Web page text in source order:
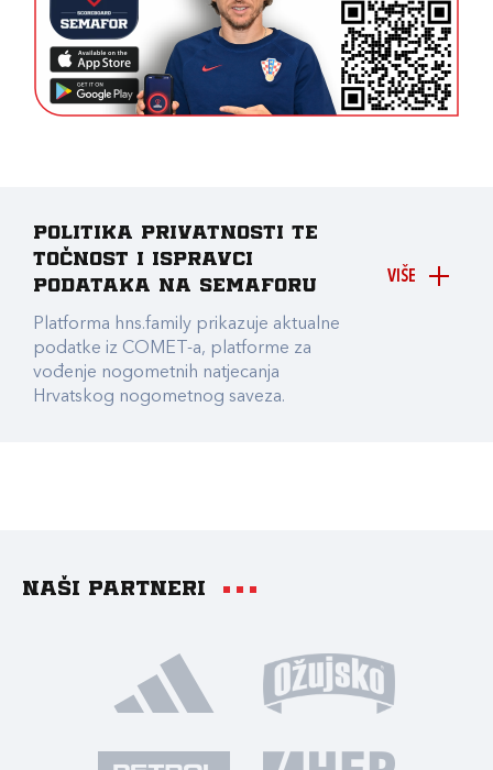
VIŠE
Politika privatnosti te
točnost i ispravci
podataka na Semaforu
Platforma hns.family prikazuje aktualne
podatke iz COMET-a, platforme za
vođenje nogometnih natjecanja
Hrvatskog nogometnog saveza.
Naši partneri